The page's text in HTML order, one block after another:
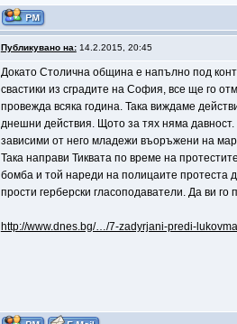
Публикувано на:14.2.2015, 20:45
Докато Столична община е напълно под
свастики из сградите на София, все ще го
провежда всяка година. Така виждаме
днешни действия. Щото за тях няма
зависими от него младежи въоръжени на
Така направи Тиквата по време на
бомба и той нареди на полицаите протеста
прости герберски гласоподаватели. Да ви
http://www.dnes.bg/…/7-zadyrjani-predi-